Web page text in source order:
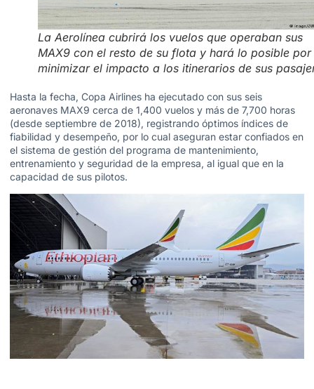
La Aerolínea cubrirá los vuelos que operaban sus
MAX9 con el resto de su flota y hará lo posible por
minimizar el impacto a los itinerarios de sus
Hasta la fecha, Copa Airlines ha ejecutado con sus seis
aeronaves MAX9 cerca de 1,400 vuelos y más de 7,700 horas
(desde septiembre de 2018), registrando óptimos índices de
fiabilidad y desempeño, por lo cual aseguran estar confiados en
el sistema de gestión del programa de mantenimiento,
entrenamiento y seguridad de la empresa, al igual que en la
capacidad de sus pilotos.